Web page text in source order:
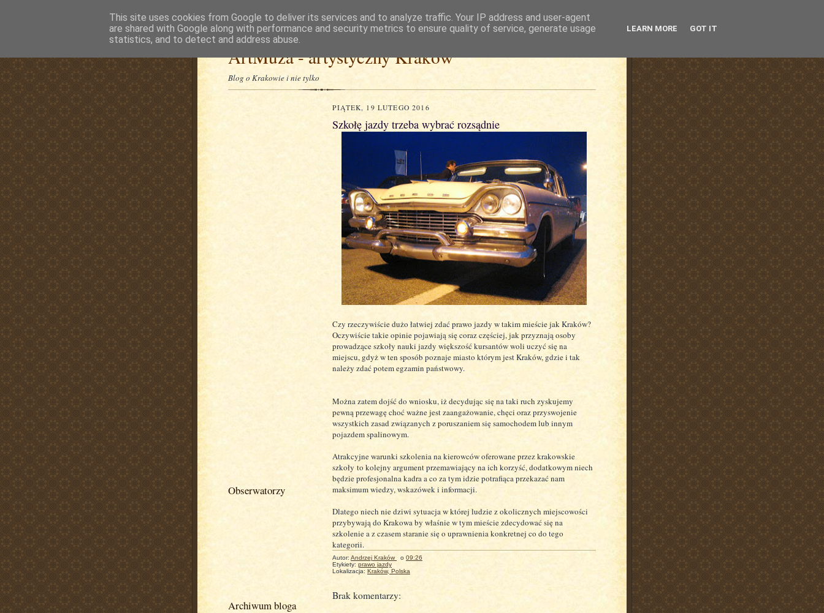
ArtMuza - artystyczny Kraków
Blog o Krakowie i nie tylko
Obserwatorzy
Archiwum bloga
PIĄTEK, 19 LUTEGO 2016
Szkołę jazdy trzeba wybrać rozsądnie
Czy rzeczywiście dużo łatwiej zdać prawo jazdy w takim mieście jak Kraków?
Oczywiście takie opinie pojawiają się coraz częściej, jak przyznają osoby
prowadzące szkoły nauki jazdy większość kursantów woli uczyć się na
miejscu, gdyż w ten sposób poznaje miasto którym jest Kraków, gdzie i tak
należy zdać potem egzamin państwowy.
Można zatem dojść do wniosku, iż decydując się na taki ruch zyskujemy
pewną przewagę choć ważne jest zaangażowanie, chęci oraz przyswojenie
wszystkich zasad związanych z poruszaniem się samochodem lub innym
pojazdem spalinowym.
Atrakcyjne warunki szkolenia na kierowców oferowane przez krakowskie
szkoły to kolejny argument przemawiający na ich korzyść, dodatkowym niech
będzie profesjonalna kadra a co za tym idzie potrafiąca przekazać nam
maksimum wiedzy, wskazówek i informacji.
Dlatego niech nie dziwi sytuacja w której ludzie z okolicznych miejscowości
przybywają do Krakowa by właśnie w tym mieście zdecydować się na
szkolenie a z czasem staranie się o uprawnienia konkretnej co do tego
kategorii.
Autor: Andrzej Kraków o 09:26
Etykiety: prawo jazdy
Lokalizacja: Kraków, Polska
Brak komentarzy:
This site uses cookies from Google to deliver its services and to analyze traffic. Your IP address and user-agent
are shared with Google along with performance and security metrics to ensure quality of service, generate usage
statistics, and to detect and address abuse.
LEARN MORE GOT IT